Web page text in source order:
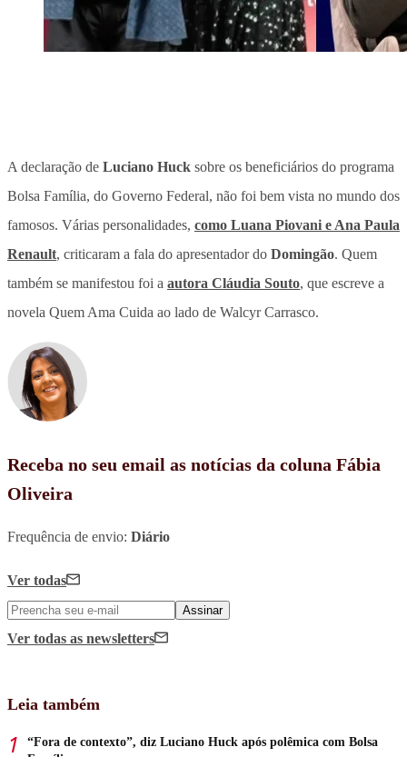
A declaração de Luciano Huck sobre os beneficiários do programa
Bolsa Família, do Governo Federal, não foi bem vista no mundo dos
famosos. Várias personalidades, como Luana Piovani e Ana Paula
Renault, criticaram a fala do apresentador do Domingão. Quem
também se manifestou foi a autora Cláudia Souto, que escreve a
novela Quem Ama Cuida ao lado de Walcyr Carrasco.
Receba no seu email as notícias da coluna Fábia
Oliveira
Frequência de envio: Diário
Ver todas
Assinar
Ver todas as newsletters
Leia também
“Fora de contexto”, diz Luciano Huck após polêmica com Bolsa